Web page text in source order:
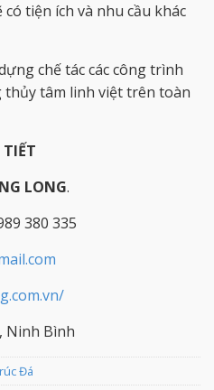
tiện ích và nhu cầu khác
chế tác các công trình
thủy tâm linh việt trên toàn
TIẾT
LONG.
380 335
Ninh Bình
Đá